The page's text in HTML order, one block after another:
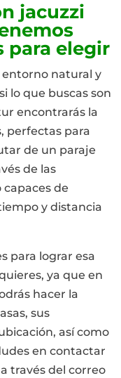
jacuzzi
para elegir
natural y
lo que buscas son
encontrarás la
perfectas para
de un paraje
de las
de
y distancia
para lograr esa
ya que en
hacer la
sus
así como
en contactar
través del correo